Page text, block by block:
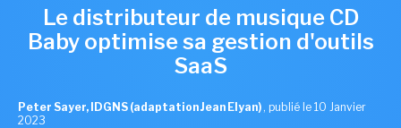
Le distributeur de musique CD
Baby optimise sa gestion d'outils
SaaS
Peter Sayer, IDGNS (adaptation Jean Elyan) , publié le 10 Janvier
2023